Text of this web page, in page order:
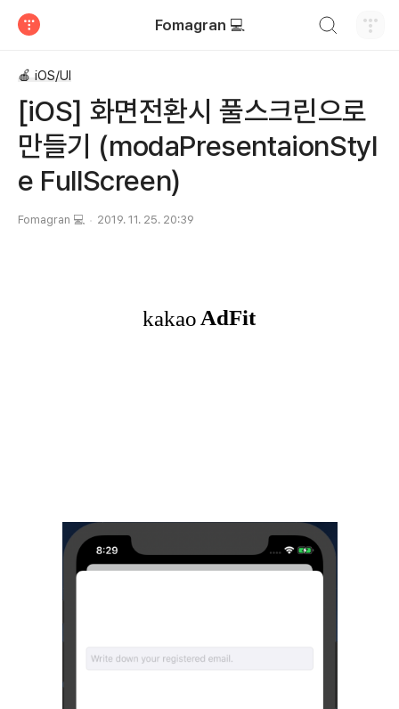
Fomagran 💻
🍎 iOS/UI
[iOS] 화면전환시 풀스크린으로
만들기 (modaPresentaionStyl
e FullScreen)
Fomagran 💻 2019. 11. 25. 20:39